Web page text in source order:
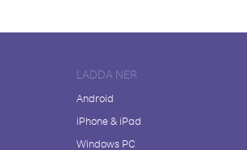
LADDA NER
Android
iPhone & iPad
Windows PC